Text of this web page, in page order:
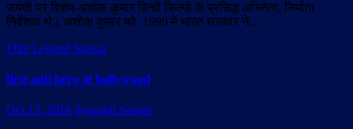
जयंती पर विशेष-अशोक कुमार हिन्दी फिल्मों के प्रसिद्ध अभिनेता, निर्माता
निर्देशक थे। अशोक कुमार को 1999 में भारत सरकार ने…
Film Legend Sansar
first anti hero of bollywood
Oct 13, 2016 Swapnil Sansar